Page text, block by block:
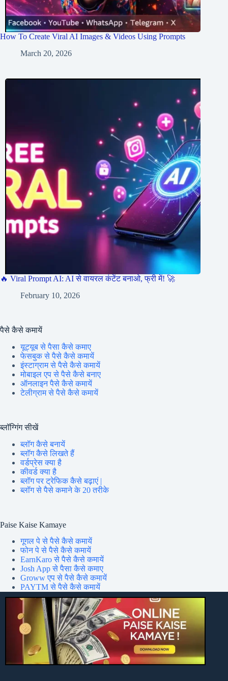
How To Create Viral AI Images & Videos Using Prompts
March 20, 2026
🔥 Viral Prompt AI: AI से वायरल कंटेंट बनाओ, फ्री में! 🚀
February 10, 2026
पैसे कैसे कमायें
यूट्यूब से पैसा कैसे कमाए
फेसबुक से पैसे कैसे कमायें
इंस्टाग्राम से पैसे कैसे कमायें
मोबाइल एप से पैसे कैसे बनाए
ऑनलाइन पैसे कैसे कमायें
टेलीग्राम से पैसे कैसे कमायें
ब्लॉग्गिंग सीखें
ब्लॉग कैसे बनायें
ब्लॉग कैसे लिखते हैं
वर्डप्रेस क्या है
कीवर्ड क्या है
ब्लॉग पर ट्रेफिक कैसे बढ़ाएं |
ब्लॉग से पैसे कमाने के 20 तरीके
Paise Kaise Kamaye
गूगल पे से पैसे कैसे कमायें
फोन पे से पैसे कैसे कमायें
EarnKaro से पैसे कैसे कमायें
Josh App से पैसा कैसे कमाए
Groww एप से पैसे कैसे कमायें
PAYTM से पैसे कैसे कमायें